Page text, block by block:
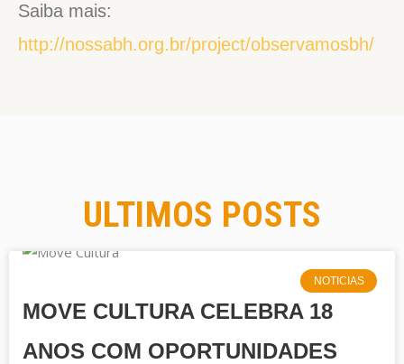
Saiba mais:
http://nossabh.org.br/project/observamosbh/
ULTIMOS POSTS
NOTICIAS
MOVE CULTURA CELEBRA 18
ANOS COM OPORTUNIDADES